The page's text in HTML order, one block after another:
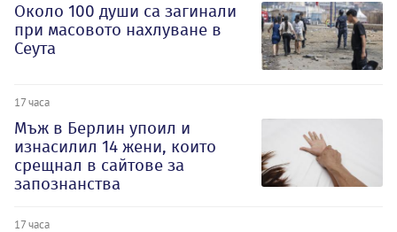
Около 100 души са загинали
при масовото нахлуване в
Сеута
17 часа
Мъж в Берлин упоил и
изнасилил 14 жени, които
срещнал в сайтове за
запознанства
17 часа